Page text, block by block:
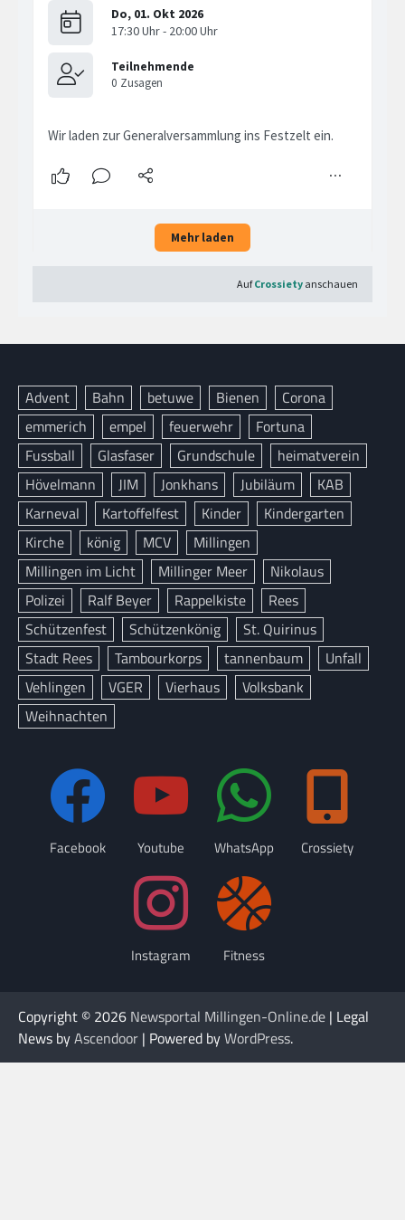
Advent Bahn betuwe Bienen
Corona
emmerich
empel feuerwehr
Fortuna
Fussball
Glasfaser Grundschule
heimatverein
Hövelmann
JIM Jonkhans Jubiläum
KAB
Karneval
Kartoffelfest Kinder
Kindergarten
Kirche
könig MCV
Millingen
Millingen im Licht
Millinger Meer
Nikolaus
Polizei
Ralf Beyer Rappelkiste
Rees
Schützenfest
Schützenkönig
St. Quirinus
Stadt Rees
Tambourkorps tannenbaum
Unfall
Vehlingen
VGER Vierhaus
Volksbank
Weihnachten
Facebook Youtube WhatsApp Crossiety
Instagram Fitness
Copyright © 2026 Newsportal Millingen-Online.de | Legal
News byAscendoor | Powered byWordPress.